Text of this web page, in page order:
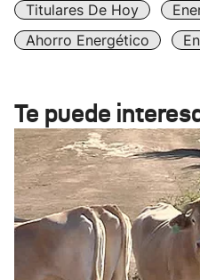
Titulares De Hoy
Ahorro Energético
Te puede